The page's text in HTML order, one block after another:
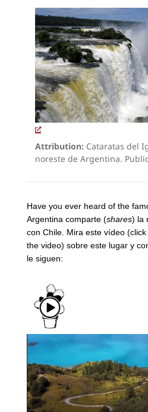
Attribution: Cataratas del
noreste de Argentina.
Have you ever heard of the
Argentina comparte (shares) la
con Chile. Mira este vídeo
the video) sobre este lugar y
le siguen: